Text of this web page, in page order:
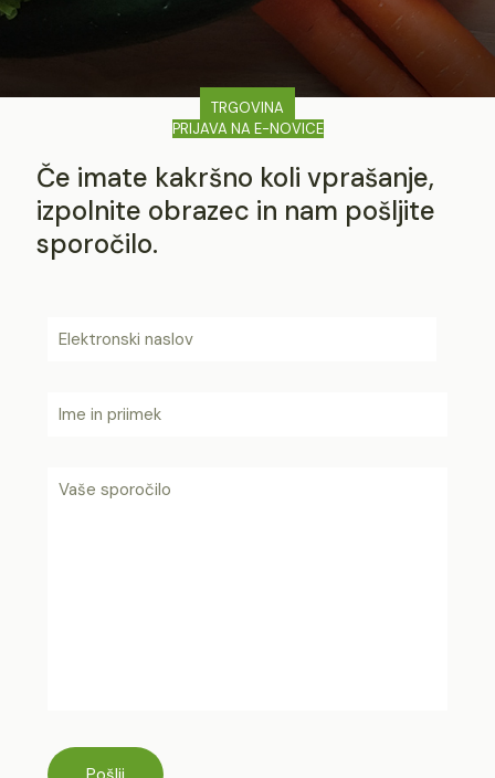
TRGOVINA
PRIJAVA NA E-NOVICE
Če imate kakršno koli vprašanje,
izpolnite obrazec in nam pošljite
sporočilo.